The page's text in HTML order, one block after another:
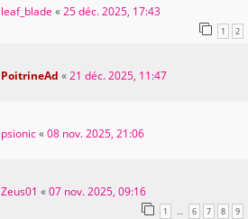
leaf_blade «25 déc. 2025, 17:43
1 2
PoitrineAd «21 déc. 2025, 11:47
psionic«08 nov. 2025, 21:06
Zeus01 «07 nov. 2025, 09:16
1 … 6 7 8 9